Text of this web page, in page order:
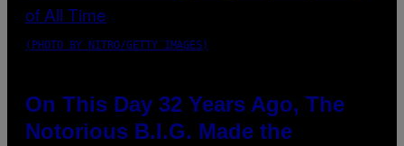
(PHOTO BY NITRO/GETTY IMAGES)
On This Day 32 Years Ago, The
Notorious B.I.G. Made the